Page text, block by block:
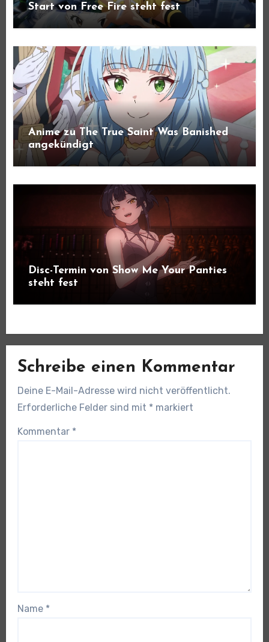
Start von Free Fire steht fest
Anime zu The True Saint Was Banished
angekündigt
Disc-Termin von Show Me Your Panties
steht fest
Schreibe einen Kommentar
Deine E-Mail-Adresse wird nicht veröffentlicht.
Erforderliche Felder sind mit * markiert
Kommentar *
Name *